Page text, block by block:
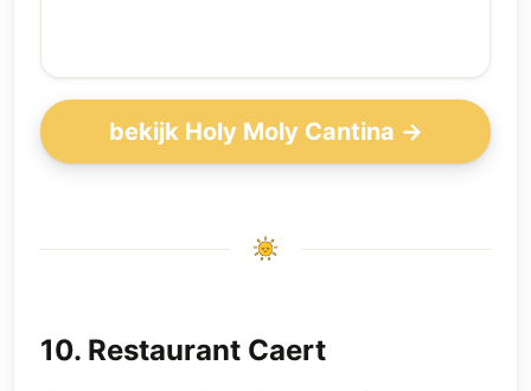
bekijk Holy Moly Cantina →
10. Restaurant Caert